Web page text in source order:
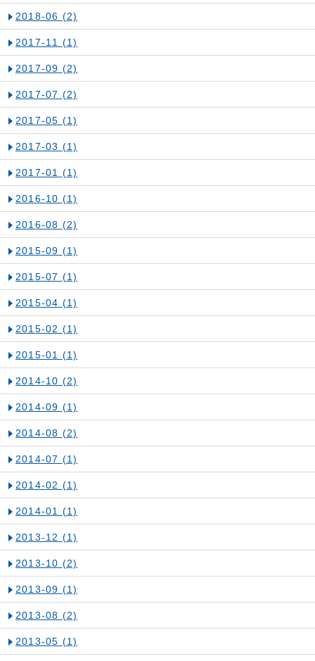
2018-06 (2)
2017-11 (1)
2017-09 (2)
2017-07 (2)
2017-05 (1)
2017-03 (1)
2017-01 (1)
2016-10 (1)
2016-08 (2)
2015-09 (1)
2015-07 (1)
2015-04 (1)
2015-02 (1)
2015-01 (1)
2014-10 (2)
2014-09 (1)
2014-08 (2)
2014-07 (1)
2014-02 (1)
2014-01 (1)
2013-12 (1)
2013-10 (2)
2013-09 (1)
2013-08 (2)
2013-05 (1)